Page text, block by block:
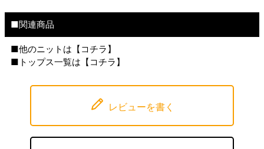
■関連商品
■他のニットは【 コチラ 】
■トップス一覧は【 コチラ 】
レビューを書く